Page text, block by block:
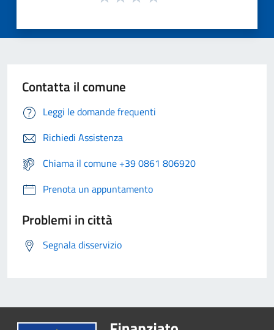
Contatta il comune
Leggi le domande frequenti
Richiedi Assistenza
Chiama il comune +39 0861 806920
Prenota un appuntamento
Problemi in città
Segnala disservizio